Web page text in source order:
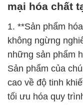
mại hóa chất
1. **Sản phẩm
không ngừng
những sản phẩm
Sản phẩm của
cao về độ tinh
tối ưu hóa quy